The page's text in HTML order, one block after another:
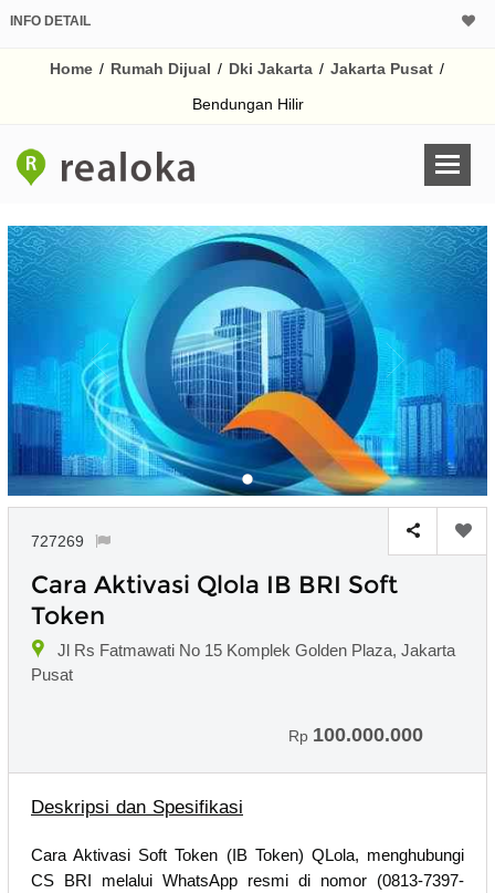
INFO DETAIL
Home / Rumah Dijual / Dki Jakarta / Jakarta Pusat /
Bendungan Hilir
727269
Cara Aktivasi Qlola IB BRI Soft
Token
Jl Rs Fatmawati No 15 Komplek Golden Plaza, Jakarta
Pusat
Rp 100.000.000
Deskripsi dan Spesifikasi
Cara Aktivasi Soft Token (IB Token) QLola, menghubungi
CS BRI melalui WhatsApp resmi di nomor (0813-7397-
Harga Rp
% /th
Untuk hasil simulasi
pada kotak-
Simpan